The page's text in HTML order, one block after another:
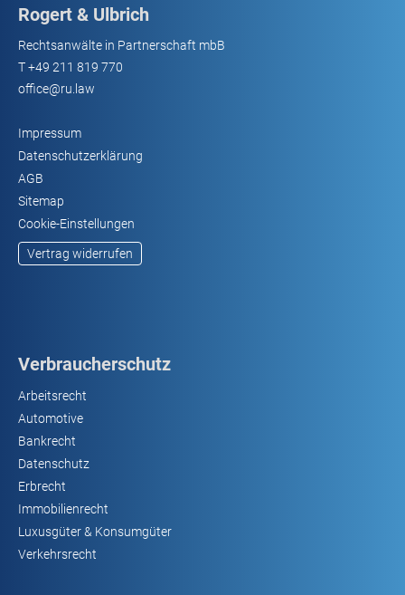
Rogert & Ulbrich
Rechtsanwälte in Partnerschaft mbB
T+49 211 819 770
office@ru.law
Impressum
Datenschutzerklärung
AGB
Sitemap
Cookie-Einstellungen
Vertrag widerrufen
Verbraucherschutz
Arbeitsrecht
Automotive
Bankrecht
Datenschutz
Erbrecht
Immobilienrecht
Luxusgüter & Konsumgüter
Verkehrsrecht